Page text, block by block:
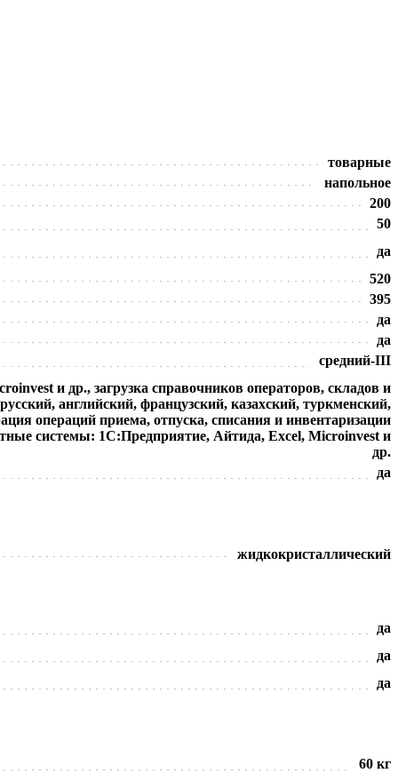
товарные
напольное
200
50
да
520
395
да
да
средний-III
и др., загрузка справочников операторов, складов и
английский, французский, казахский, туркменский,
операций приема, отпуска, списания и инвентаризации
системы: 1С:Предприятие, Айтида, Excel, Microinvest и
др.
да
жидкокристаллический
да
да
да
60 кг